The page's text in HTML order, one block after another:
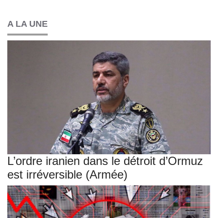
A LA UNE
L’ordre iranien dans le détroit d’Ormuz
est irréversible (Armée)